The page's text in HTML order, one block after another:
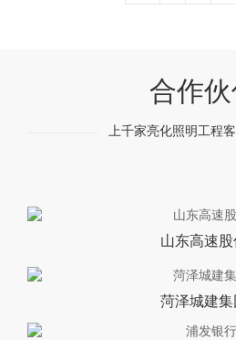
合作
上千家亮化照明工程
山东高速
菏泽城建集